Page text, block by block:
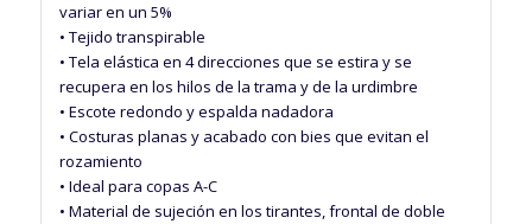
variar en un 5%
• Tejido transpirable
• Tela elástica en 4 direcciones que se estira y se
recupera en los hilos de la trama y de la urdimbre
• Escote redondo y espalda nadadora
• Costuras planas y acabado con bies que evitan el
rozamiento
• Ideal para copas A-C
• Material de sujeción en los tirantes, frontal de doble